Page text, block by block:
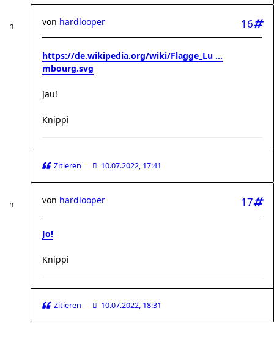
16
von hardlooper
https://de.wikipedia.org/wiki/Flagge_Lu ...
mbourg.svg
Jau!
Knippi
Zitieren 10.07.2022, 17:41
17
von hardlooper
Jo!
Knippi
Zitieren 10.07.2022, 18:31